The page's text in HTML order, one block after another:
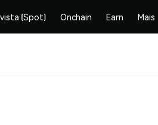
(Spot) Onchain Earn Mais